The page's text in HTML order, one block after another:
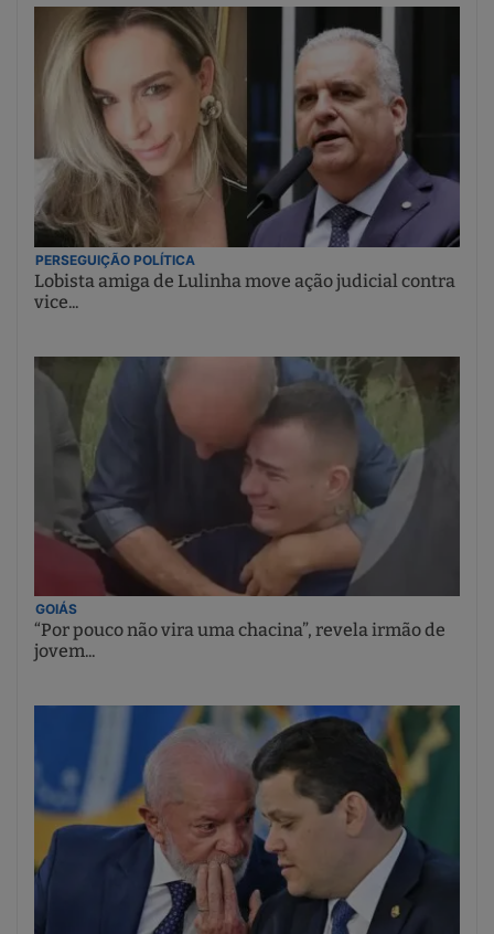
PERSEGUIÇÃO POLÍTICA
Lobista amiga de Lulinha move ação judicial contra
vice...
GOIÁS
“Por pouco não vira uma chacina”, revela irmão de
jovem...